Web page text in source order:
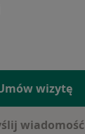
wizytę
wiadomość